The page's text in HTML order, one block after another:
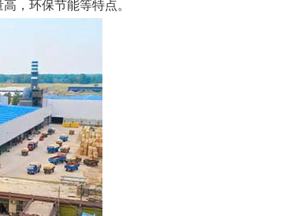
，环保节能等特点。